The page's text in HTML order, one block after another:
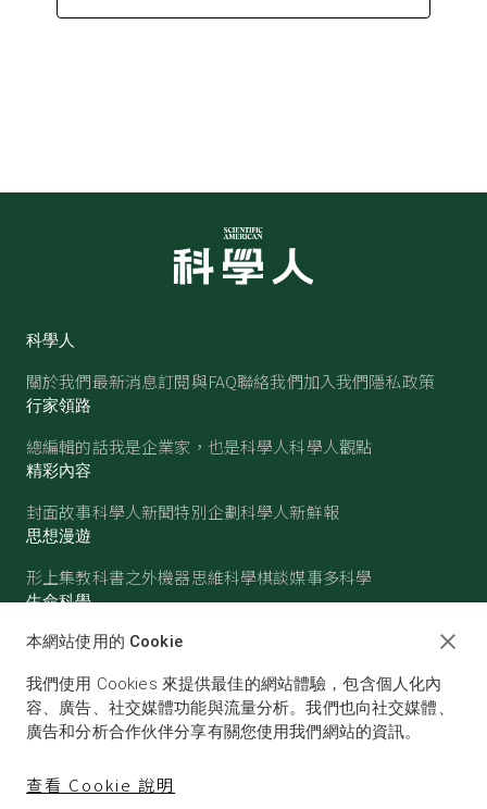
科學人
關於我們最新消息訂閱與FAQ聯絡我們加入我們隱私政策
行家領路
總編輯的話我是企業家，也是科學人科學人觀點
精彩內容
封面故事科學人新聞特別企劃科學人新鮮報
思想漫遊
形上集教科書之外機器思維科學棋談媒事多科學
生命科學
醫學古生物心理學生態學
物理 化學地球科學天文
本網站使用的 Cookie
我們使用 Cookies 來提供最佳的網站體驗，包含個人化內
容、廣告、社交媒體功能與流量分析。我們也向社交媒體、
廣告和分析合作伙伴分享有關您使用我們網站的資訊。
查看 Cookie 說明